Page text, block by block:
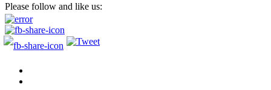
Please follow and like us: